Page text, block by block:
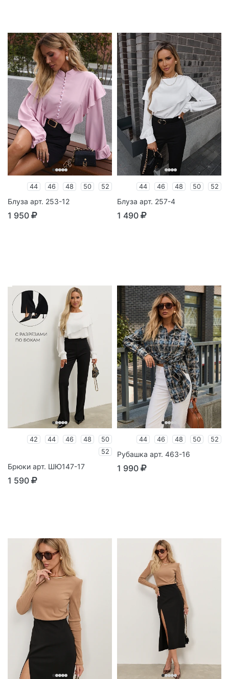
44 46 48 50 52
Блуза арт. 253-12
1 950
44 46 48 50 52
Блуза арт. 257-4
1 490
42 44 46 48
50
52
Брюки арт. ШЮ147-17
1 590
44 46 48 50 52
Рубашка арт. 463-16
1 990